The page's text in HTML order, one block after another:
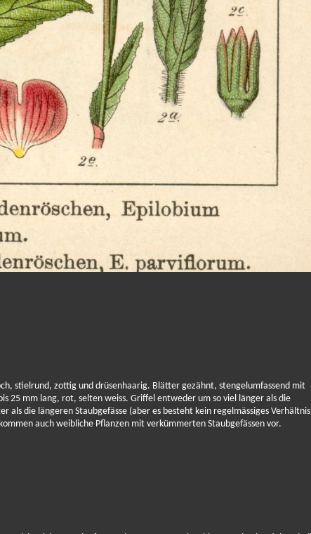
stielrund, zottig und drüsenhaarig. Blätter gezähnt, stengelumfassend mit
25 mm lang, rot, selten weiss. Griffel entweder um so viel länger als die
als die längeren Staubgefässe (aber es besteht kein regelmässiges Verhältnis
auch weibliche Pflanzen mit verkümmerten Staubgefässen vor.